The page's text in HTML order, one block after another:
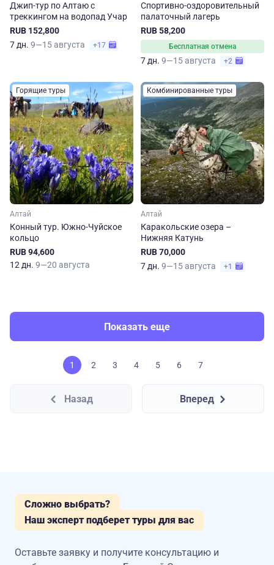
Джип-тур по Алтаю с
треккингом на водопад Учар
RUB 152,800
7 дн. 9—15 августа +17
Спортивно-оздоровительный
палаточный лагерь
RUB 58,200
Бесплатная отмена
7 дн. 9—15 августа +2
Горящие туры
Алтай
Конный тур. Южно-Чуйское
кольцо
RUB 94,600
12 дн. 9—20 августа
Комбинированные туры
Алтай
Каракольские озера –
Нижняя Катунь
RUB 70,000
7 дн. 9—15 августа +1
Показать еще
1 2 3 4 5 6 7
Назад Вперед
Сложно выбрать?
Наш эксперт подберет туры для вас
Оставьте заявку и получите консультацию и